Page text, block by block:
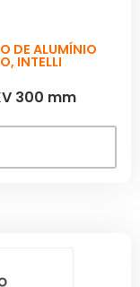
DE ALUMÍNIO
, INTELLI
300 mm